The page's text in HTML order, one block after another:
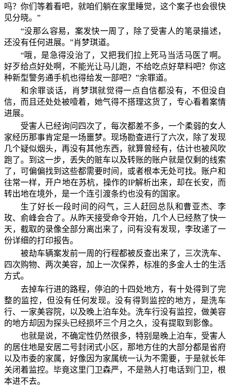
吗？你们等着看吧，就咱们躺在家里睡觉，这个案子也会很快
见分晓。”
“没那么容易，案发快一周了，除了受害人的笔录描述，
还没有任何进展。”肖梦琪道。
“哦，是急得没治了，又把我们拉上死马当活马医了啊。
好歹给点好处啊，不能光让马儿跑，不给吃点好草料吧？你这
种新型警务通手机也得给发一部吧？”余罪道。
和余罪谈话，肖梦琪就觉得一点自信都没有，不但没自
信，而且还处处被噎着，她气得不搭理这货了，专心看着案情
进展。
受害人已经询问四次了，每次都差不多，一个柔弱的女人
家经历那事肯定是一场噩梦。现场勘查进行了六次，除了发现
几个疑似烟头，再没有其他东西，就算曾经有，估计也被风吹
跑了。到这一步，丢失的赃车以及转账的账户就是仅剩的线索
了，可偏偏找到这些都需要时间，或者根本无处可找。账户和
往常一样，开户地在苏杭，操作的IP解析出来，却在长安，而
转出地在境外，是一个连引渡条约也没有的国家。
生了好长一段时间的闷气，三人赶回总队和曹亚杰、李
玫、俞峰会合了。从昨天接受命令开始，几个人已经熬了快一
天，截取的录像全部分离出来了，问有没有发现，李玫递了一
份详细的打印报告。
被劫车辆案发前一周的行程都被反查出来了，三次洗车、
四次购物、两次美容，加上一次保养，标准的多金人士的生活
方式。
去掉车行进的路程，停泊的十四处地方，有十处得到了完
整的监控，但没有任何发现。没有得到监控的地方，是洗车
行、一家美容院，以及晚上泊车处。洗车行没有监控，做美容
的地方却因为探头已经损坏三个月之久，没有提取到影像。
也就是说，不确定性仍然很多，特别是晚上泊车，受害人
的居住地是安居二号封闭式小区，那地方住的大部分都是省府
以及市委的家属，好像因为家属统一认为不需要，于是就长年
关闭着监控。毕竟这里门卫森严，不是熟人打电话到门卫，根
本进不去。